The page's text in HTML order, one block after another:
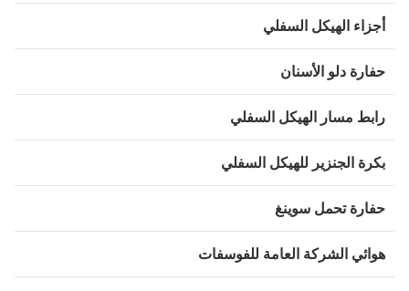
الهيكل السفلي
دلو الأسنان
مسار الهيكل السفلي
الجنزير للهيكل السفلي
تحمل سوينغ
الشركة العامة للفوسفات